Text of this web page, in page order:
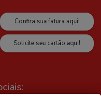
Confira sua fatura aqui!
Solicite seu cartão aqui!